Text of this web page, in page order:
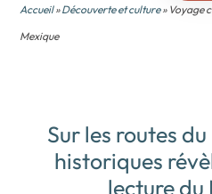
Accueil»Découverte et culture» Voyage
Mexique
Sur les routes
historiques
lecture du